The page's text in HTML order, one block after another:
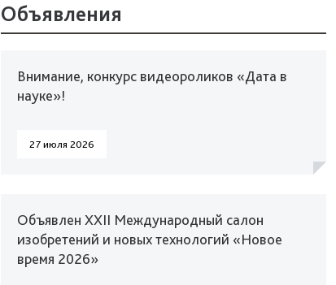
Объявления
Внимание, конкурс видеороликов «Дата в
науке»!
27 июля 2026
Объявлен XXII Международный салон
изобретений и новых технологий «Новое
время 2026»